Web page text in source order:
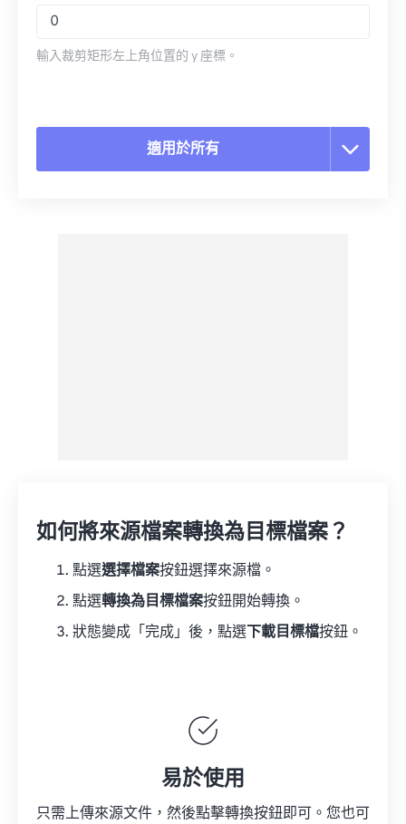
輸入裁剪矩形左上角位置的 y 座標。
適用於所有
如何將來源檔案轉換為目標檔案？
點選選擇檔案按鈕選擇來源檔。
點選轉換為目標檔案按鈕開始轉換。
狀態變成「完成」後，點選 下載目標檔按鈕。
易於使用
只需上傳來源文件，然後點擊轉換按鈕即可。您也可